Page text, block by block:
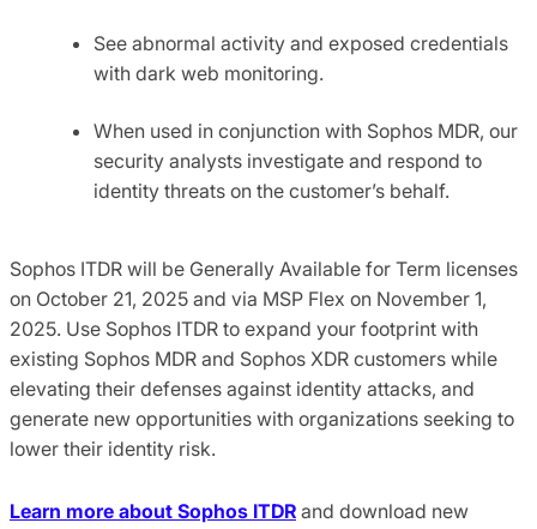
See abnormal activity and exposed credentials
with dark web monitoring.
When used in conjunction with Sophos MDR, our
security analysts investigate and respond to
identity threats on the customer’s behalf.
Sophos ITDR will be Generally Available for Term licenses
on October 21, 2025 and via MSP Flex on November 1,
2025. Use Sophos ITDR to expand your footprint with
existing Sophos MDR and Sophos XDR customers while
elevating their defenses against identity attacks, and
generate new opportunities with organizations seeking to
lower their identity risk.
Learn more about Sophos ITDR and download new